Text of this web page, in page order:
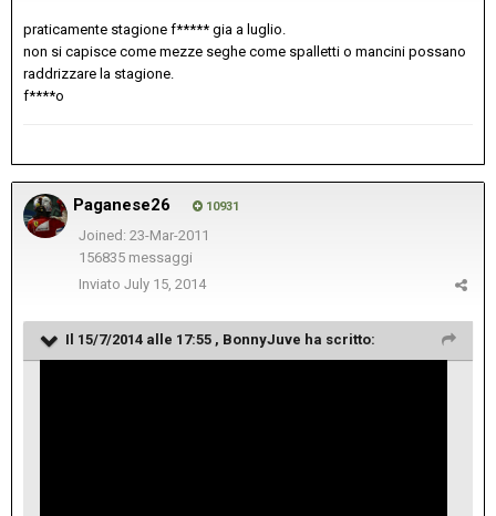
praticamente stagione f***** gia a luglio.
non si capisce come mezze seghe come spalletti o mancini possano
raddrizzare la stagione.
f****o
Paganese26 10931
Joined: 23-Mar-2011
156835 messaggi
Inviato July 15, 2014
Il 15/7/2014 alle 17:55 , BonnyJuve ha scritto: